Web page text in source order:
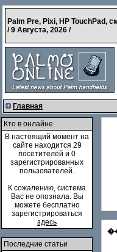
Palm Pre, Pixi, HP TouchPad,
/9 Августа, 2026 /
Главная
Кто в онлайне
В настоящий момент на
сайте находится 29
посетителей и 0
зарегистрированных
пользователей.
К сожалению, система
Вас не опознала. Вы
можете бесплатно
зарегистрироваться
здесь
Последние статьи